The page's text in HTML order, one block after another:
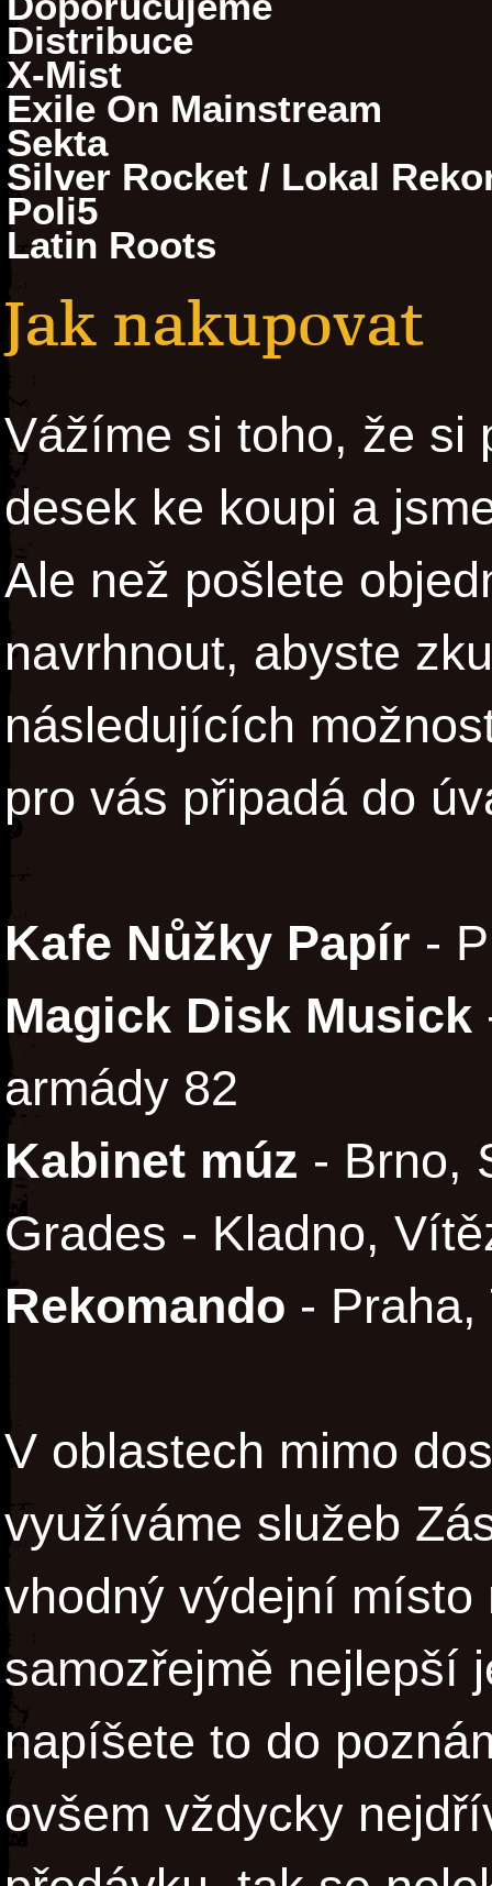
Distribuce
X-Mist
Exile On Mainstream
Sekta
Silver Rocket / Lokal
Poli5
Latin Roots
Jak nakupovat
Vážíme si toho, že si
desek ke koupi a
Ale než pošlete
navrhnout, abyste
následujících
pro vás připadá do
Kafe Nůžky Papír -
Magick Disk Musick
armády 82
Kabinet múz - Brno,
Grades - Kladno,
Rekomando - Praha,
V oblastech mimo
využíváme služeb
vhodný výdejní
samozřejmě nejlepší
napíšete to do
ovšem vždycky